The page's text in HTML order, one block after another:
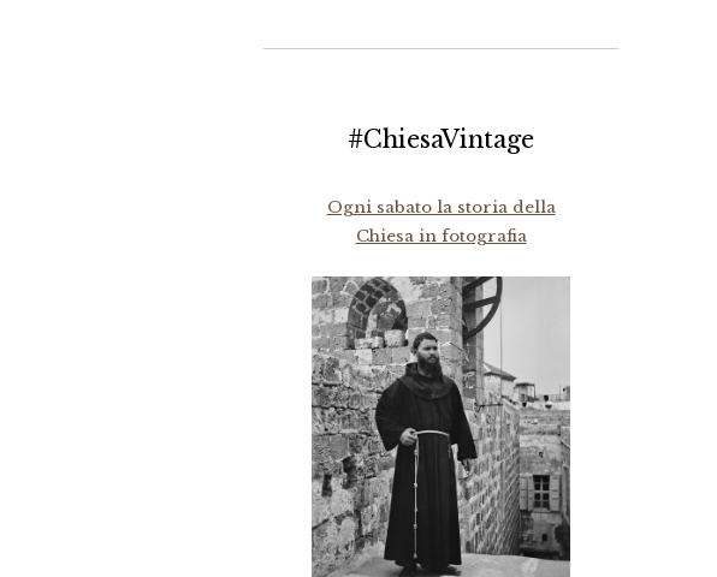
#ChiesaVintage
Ogni sabato la storia della
Chiesa in fotografia